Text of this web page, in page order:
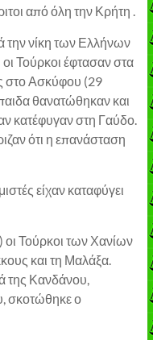
από όλη την Κρήτη .
νίκη των Ελλήνων
Τούρκοι έφτασαν στα
στο Ασκύφου (29
θανατώθηκαν και
κατέφυγαν στη Γαύδο.
ότι η επανάσταση
είχαν καταφύγει
οι Τούρκοι των Χανίων
και τη Μαλάξα.
της Κανδάνου,
σκοτώθηκε ο